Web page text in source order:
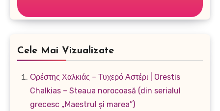
Cele Mai Vizualizate
Ορέστης Χαλκιάς – Τυχερό Αστέρι | Orestis
Chalkias – Steaua norocoasă (din serialul
grecesc „Maestrul și marea”)